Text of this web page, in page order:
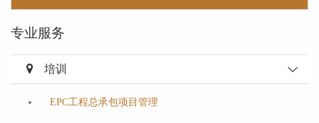
专业服务
培训
EPC工程总承包项目管理